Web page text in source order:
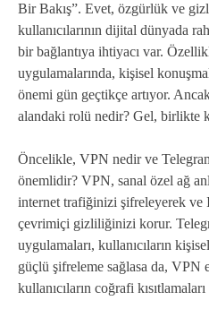
Bir Bakış”. Evet, özgürlük ve
kullanıcılarının dijital dünyada
bir bağlantıya ihtiyacı var.
uygulamalarında, kişisel
önemi gün geçtikçe artıyor.
alandaki rolü nedir? Gel, birlikte
Öncelikle, VPN nedir ve
önemlidir? VPN, sanal özel ağ
internet trafiğinizi şifreleyerek ve
çevrimiçi gizliliğinizi korur.
uygulamaları, kullanıcıların
güçlü şifreleme sağlasa da, VPN
kullanıcıların coğrafi